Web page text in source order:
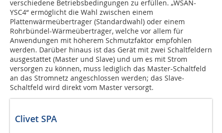
verschiedene Betriebsbedingungen zu erfüllen. „WSAN-
YSC4“ ermöglicht die Wahl zwischen einem
Plattenwärmeübertrager (Standardwahl) oder einem
Rohrbündel-Wärmeübertrager, welche vor allem für
Anwendungen mit höherem Schmutzfaktor empfohlen
werden. Darüber hinaus ist das Gerät mit zwei Schaltfeldern
ausgestattet (Master und Slave) und um es mit Strom
versorgen zu können, muss lediglich das Master-Schaltfeld
an das Stromnetz angeschlossen werden; das Slave-
Schaltfeld wird direkt vom Master versorgt.
Clivet SPA